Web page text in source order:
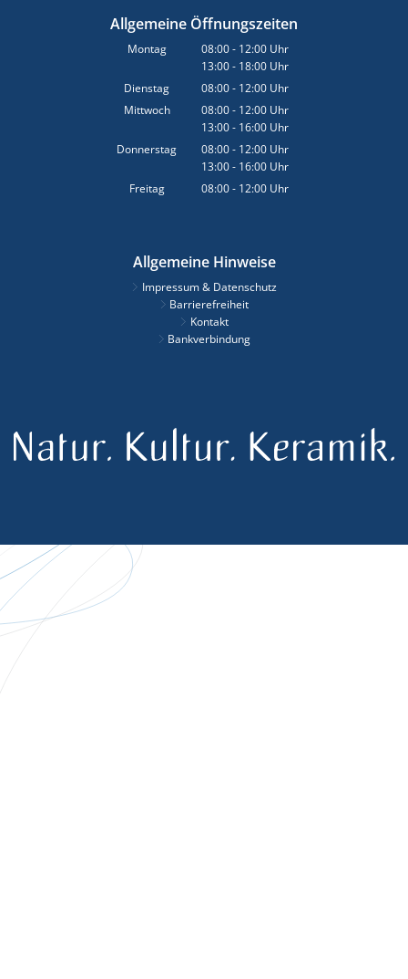
Allgemeine Öffnungszeiten
Montag 08:00- 12:00 Uhr
Von 08:00 bis 12:00 Uhr
13:00- 18:00 Uhr
Von 13:00 bis 18:00 Uhr
Dienstag 08:00- 12:00 Uhr
Von 08:00 bis 12:00 Uhr
Mittwoch 08:00- 12:00 Uhr
Von 08:00 bis 12:00 Uhr
13:00- 16:00 Uhr
Von 13:00 bis 16:00 Uhr
Donnerstag 08:00- 12:00 Uhr
Von 08:00 bis 12:00 Uhr
13:00- 16:00 Uhr
Von 13:00 bis 16:00 Uhr
Freitag 08:00- 12:00 Uhr
Allgemeine Hinweise
Impressum & Datenschutz
Barrierefreiheit
Kontakt
Bankverbindung